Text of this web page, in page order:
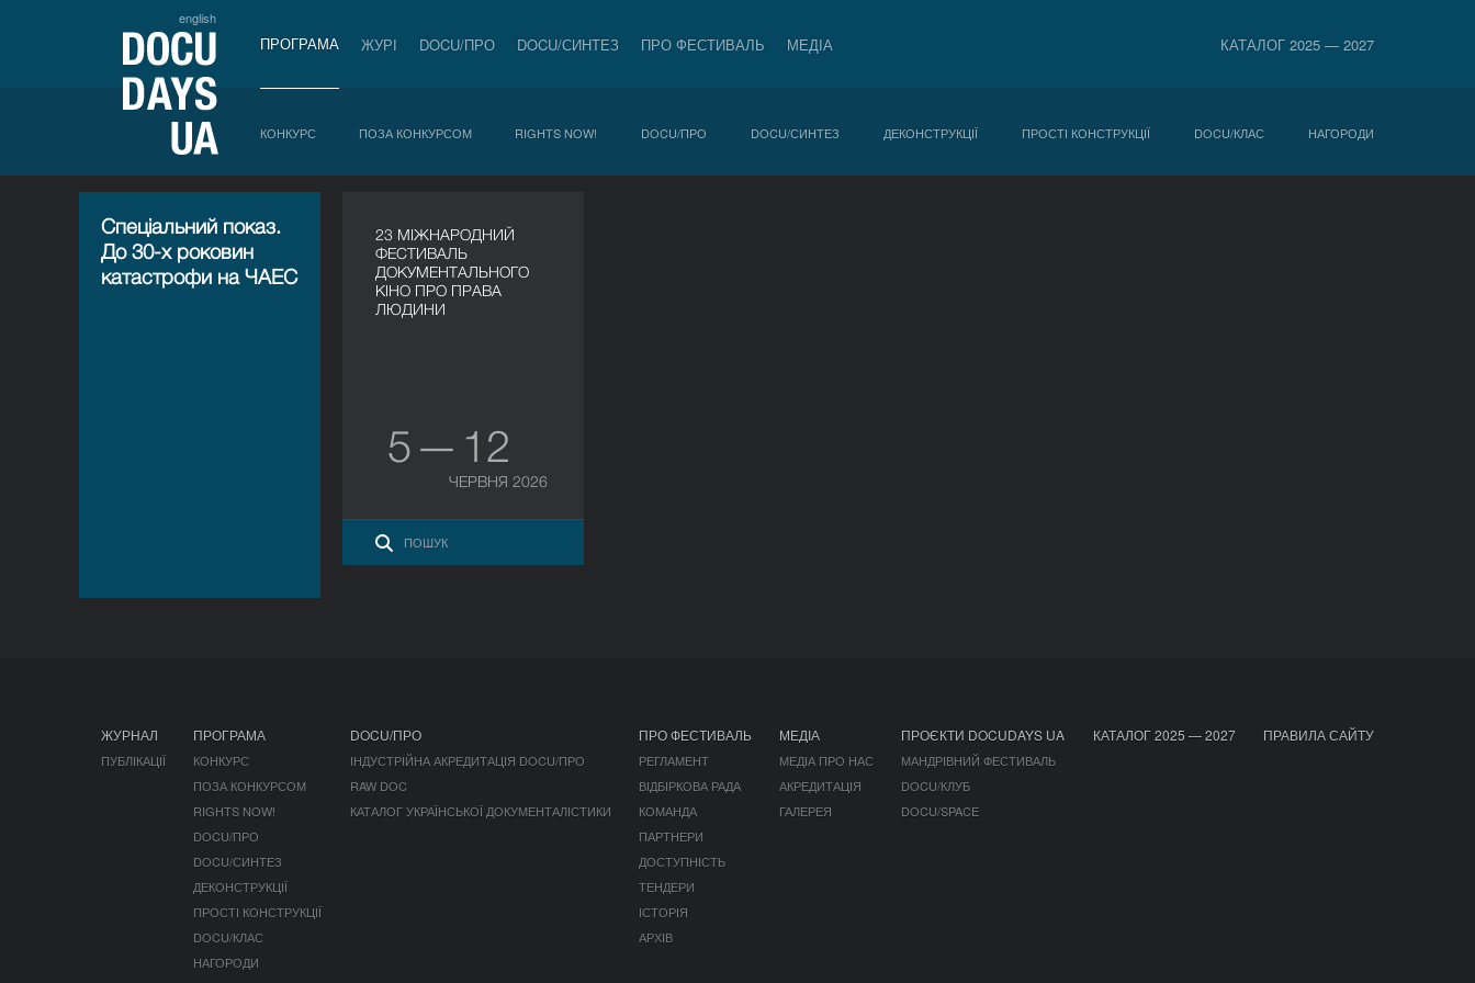
english
ПРОГРАМА ЖУРІ DOCU/ПРО DOCU/СИНТЕЗ ПРО ФЕСТИВАЛЬ МЕДІА КАТАЛОГ 2025 — 2027
КОНКУРС ПОЗА КОНКУРСОМ RIGHTS NOW! DOCU/ПРО DOCU/СИНТЕЗ ДЕКОНСТРУКЦІЇ ПРОСТІ КОНСТРУКЦІЇ DOCU/КЛАС НАГОРОДИ
Спеціальний показ.
До 30-х роковин
катастрофи на ЧАЕС
23 МІЖНАРОДНИЙ
ФЕСТИВАЛЬ
ДОКУМЕНТАЛЬНОГО
КІНО ПРО ПРАВА
ЛЮДИНИ
5 — 12
ЧЕРВНЯ 2026
ЖУРНАЛ
ПУБЛІКАЦІЇ
ПРОГРАМА
КОНКУРС
ПОЗА КОНКУРСОМ
RIGHTS NOW!
DOCU/ПРО
DOCU/СИНТЕЗ
ДЕКОНСТРУКЦІЇ
ПРОСТІ КОНСТРУКЦІЇ
DOCU/КЛАС
НАГОРОДИ
DOCU/ПРО
ІНДУСТРІЙНА АКРЕДИТАЦІЯ DOCU/ПРО
RAW DOC
КАТАЛОГ УКРАЇНСЬКОЇ ДОКУМЕНТАЛІСТИКИ
ПРО ФЕСТИВАЛЬ
РЕГЛАМЕНТ
ВІДБІРКОВА РАДА
КОМАНДА
ПАРТНЕРИ
ДОСТУПНІСТЬ
ТЕНДЕРИ
ІСТОРІЯ
АРХІВ
МЕДІА
МЕДІА ПРО НАС
АКРЕДИТАЦІЯ
ГАЛЕРЕЯ
ПРОЄКТИ DOCUDAYS UA
МАНДРІВНИЙ ФЕСТИВАЛЬ
DOCU/КЛУБ
DOCU/SPACE
КАТАЛОГ 2025 — 2027 ПРАВИЛА САЙТУ